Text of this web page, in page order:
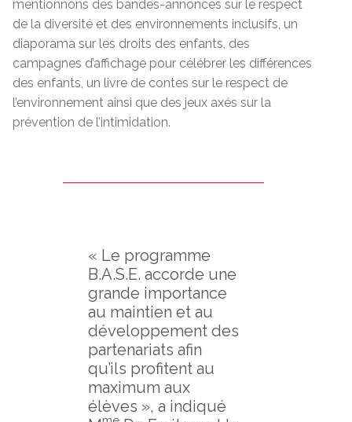
mentionnons des bandes-annonces sur le respect
de la diversité et des environnements inclusifs, un
diaporama sur les droits des enfants, des
campagnes d’affichage pour célébrer les différences
des enfants, un livre de contes sur le respect de
l’environnement ainsi que des jeux axés sur la
prévention de l’intimidation.
« Le programme
B.A.S.E. accorde une
grande importance
au maintien et au
développement des
partenariats afin
qu’ils profitent au
maximum aux
élèves », a indiqué